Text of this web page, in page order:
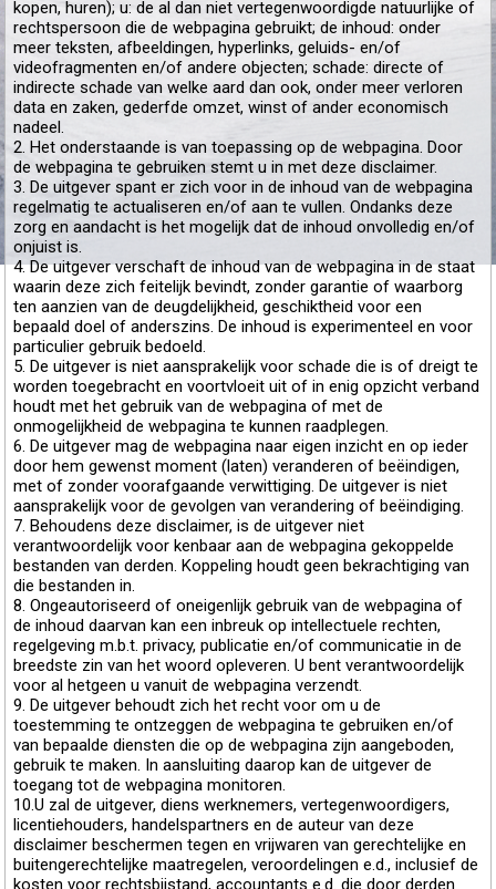
kopen, huren); u: de al dan niet vertegenwoordigde natuurlijke of
rechtspersoon die de webpagina gebruikt; de inhoud: onder
meer teksten, afbeeldingen, hyperlinks, geluids- en/of
videofragmenten en/of andere objecten; schade: directe of
indirecte schade van welke aard dan ook, onder meer verloren
data en zaken, gederfde omzet, winst of ander economisch
nadeel.
2. Het onderstaande is van toepassing op de webpagina. Door
de webpagina te gebruiken stemt u in met deze disclaimer.
3. De uitgever spant er zich voor in de inhoud van de webpagina
regelmatig te actualiseren en/of aan te vullen. Ondanks deze
zorg en aandacht is het mogelijk dat de inhoud onvolledig en/of
onjuist is.
4. De uitgever verschaft de inhoud van de webpagina in de staat
waarin deze zich feitelijk bevindt, zonder garantie of waarborg
ten aanzien van de deugdelijkheid, geschiktheid voor een
bepaald doel of anderszins. De inhoud is experimenteel en voor
particulier gebruik bedoeld.
5. De uitgever is niet aansprakelijk voor schade die is of dreigt te
worden toegebracht en voortvloeit uit of in enig opzicht verband
houdt met het gebruik van de webpagina of met de
onmogelijkheid de webpagina te kunnen raadplegen.
6. De uitgever mag de webpagina naar eigen inzicht en op ieder
door hem gewenst moment (laten) veranderen of beëindigen,
met of zonder voorafgaande verwittiging. De uitgever is niet
aansprakelijk voor de gevolgen van verandering of beëindiging.
7. Behoudens deze disclaimer, is de uitgever niet
verantwoordelijk voor kenbaar aan de webpagina gekoppelde
bestanden van derden. Koppeling houdt geen bekrachtiging van
die bestanden in.
8. Ongeautoriseerd of oneigenlijk gebruik van de webpagina of
de inhoud daarvan kan een inbreuk op intellectuele rechten,
regelgeving m.b.t. privacy, publicatie en/of communicatie in de
breedste zin van het woord opleveren. U bent verantwoordelijk
voor al hetgeen u vanuit de webpagina verzendt.
9. De uitgever behoudt zich het recht voor om u de
toestemming te ontzeggen de webpagina te gebruiken en/of
van bepaalde diensten die op de webpagina zijn aangeboden,
gebruik te maken. In aansluiting daarop kan de uitgever de
toegang tot de webpagina monitoren.
10.U zal de uitgever, diens werknemers, vertegenwoordigers,
licentiehouders, handelspartners en de auteur van deze
disclaimer beschermen tegen en vrijwaren van gerechtelijke en
buitengerechtelijke maatregelen, veroordelingen e.d., inclusief de
kosten voor rechtsbijstand, accountants e.d. die door derden